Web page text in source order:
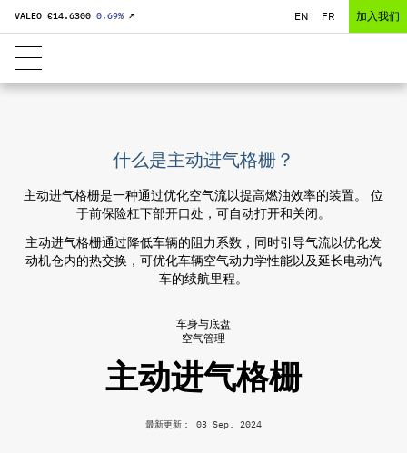
VALEO €14.6300 0,69% ↗ EN FR 加入我们
车身与底盘
空气管理
主动进气格栅
最新更新： 03 Sep. 2024
什么是主动进气格栅？
主动进气格栅是一种通过优化空气流以提高燃油效率的装置。 位
于前保险杠下部开口处，可自动打开和关闭。
主动进气格栅通过降低车辆的阻力系数，同时引导气流以优化发
动机仓内的热交换，可优化车辆空气动力学性能以及延长电动汽
车的续航里程。